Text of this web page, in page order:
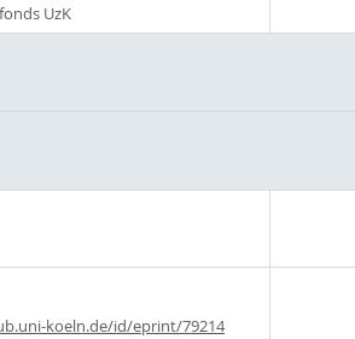
UzK
koeln.de/id/eprint/79214